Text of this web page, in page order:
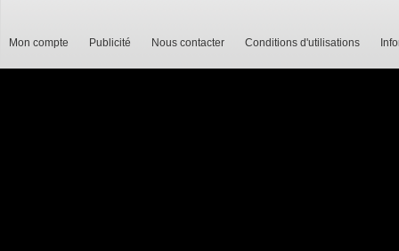
Mon compte Publicité Nous contacter Conditions d'utilisations